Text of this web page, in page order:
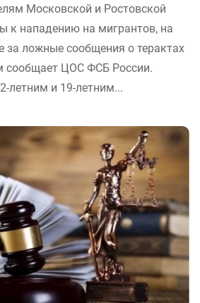
Московской и Ростовской
к нападению на мигрантов, на
за ложные сообщения о терактах
сообщает ЦОС ФСБ России.
летним и 19-летним...